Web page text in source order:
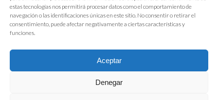
estas tecnologías nos permitirá procesar datos como el comportamiento de
navegación o las identificaciones únicas en este sitio. No consentir o retirar el
consentimiento, puede afectar negativamente a ciertas características y
funciones.
Aceptar
Denegar